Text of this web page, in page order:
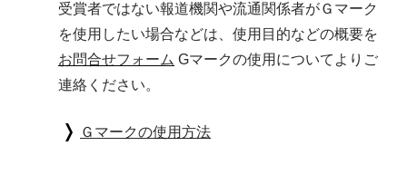
受賞者ではない報道機関や流通関係者がＧマーク
を使用したい場合などは、使用目的などの概要を
お問合せフォーム Gマークの使用についてよりご
連絡ください。
Ｇマークの使用方法